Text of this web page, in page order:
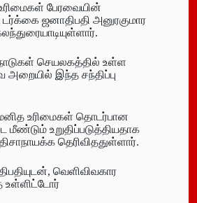
பேரவையின்
ஜனாதிபதி அனுரகுமார
செயலகத்தில் உள்ள
அறையில் இந்த சந்திப்பு
உரிமைகள் தொடர்பான
உறுதிப்படுத்தியதாக
தெரிவிததுள்ளார்.
வெளிவிவகார
உள்ளிட்டோர்